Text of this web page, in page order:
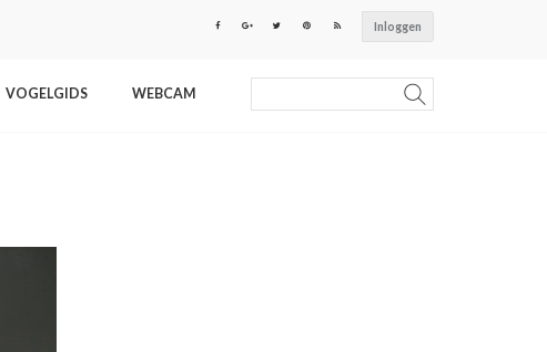
Inloggen
VOGELGIDS WEBCAM